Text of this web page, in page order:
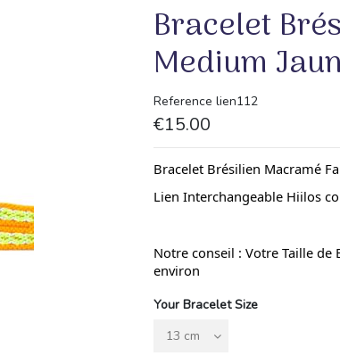
Bracelet
Medium
Reference lien112
€15.00
Bracelet Brésilien Macramé
Lien Interchangeable Hiilos
Notre conseil : Votre Taille de
environ
Your Bracelet Size